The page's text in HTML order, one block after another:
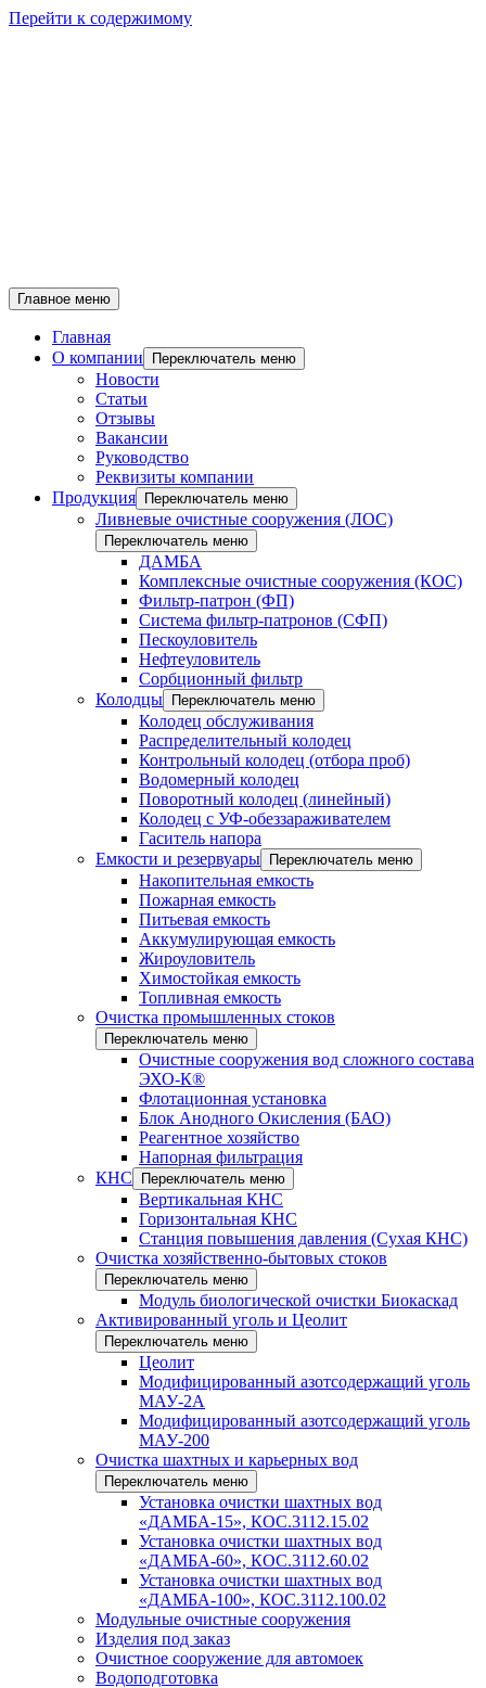
Перейти к содержимому
Главное меню
Главная
О компании
Переключатель меню
Новости
Статьи
Отзывы
Вакансии
Руководство
Реквизиты компании
Продукция
Переключатель меню
Ливневые очистные сооружения (ЛОС)
Переключатель меню
ДАМБА
Комплексные очистные сооружения (КОС)
Фильтр-патрон (ФП)
Система фильтр-патронов (СФП)
Пескоуловитель
Нефтеуловитель
Сорбционный фильтр
Колодцы
Переключатель меню
Колодец обслуживания
Распределительный колодец
Контрольный колодец (отбора проб)
Водомерный колодец
Поворотный колодец (линейный)
Колодец с УФ-обеззараживателем
Гаситель напора
Емкости и резервуары
Переключатель меню
Накопительная емкость
Пожарная емкость
Питьевая емкость
Аккумулирующая емкость
Жироуловитель
Химостойкая емкость
Топливная емкость
Очистка промышленных стоков
Переключатель меню
Очистные сооружения вод сложного состава
ЭХО-К®
Флотационная установка
Блок Анодного Окисления (БАО)
Реагентное хозяйство
Напорная фильтрация
КНС
Переключатель меню
Вертикальная КНС
Горизонтальная КНС
Станция повышения давления (Сухая КНС)
Очистка хозяйственно-бытовых стоков
Переключатель меню
Модуль биологической очистки Биокаскад
Активированный уголь и Цеолит
Переключатель меню
Цеолит
Модифицированный азотсодержащий уголь
МАУ-2А
Модифицированный азотсодержащий уголь
МАУ-200
Очистка шахтных и карьерных вод
Переключатель меню
Установка очистки шахтных вод
«ДАМБА-15», КОС.3112.15.02
Установка очистки шахтных вод
«ДАМБА-60», КОС.3112.60.02
Установка очистки шахтных вод
«ДАМБА-100», КОС.3112.100.02
Модульные очистные сооружения
Изделия под заказ
Очистное сооружение для автомоек
Водоподготовка